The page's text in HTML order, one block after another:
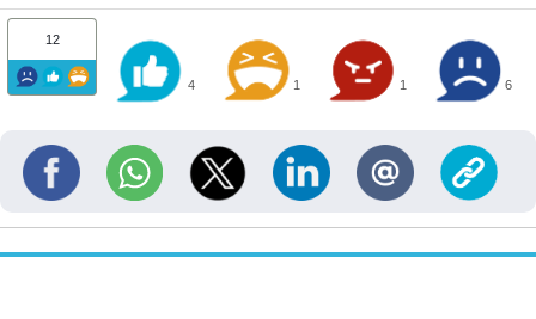
12
4 1 1 6